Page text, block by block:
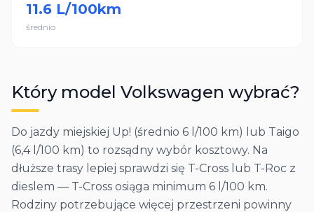
11.6 L/100km
średnio
Który model Volkswagen wybrać?
Do jazdy miejskiej Up! (średnio 6 l/100 km) lub Taigo
(6,4 l/100 km) to rozsądny wybór kosztowy. Na
dłuższe trasy lepiej sprawdzi się T-Cross lub T-Roc z
dieslem — T-Cross osiąga minimum 6 l/100 km.
Rodziny potrzebujące więcej przestrzeni powinny